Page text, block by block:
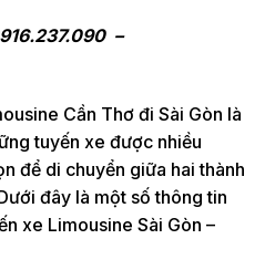
–
Cần Thơ đi Sài Gòn là
tuyến xe được nhiều
để di chuyển giữa hai thành
đây là một số thông tin
xe Limousine Sài Gòn –